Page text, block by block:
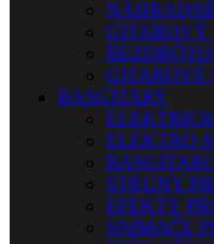
GITAROVÝ
GITAROVÉ
BASGITARY
ELEKTRO
STRUNY
EFEKTY
SNÍMAČE